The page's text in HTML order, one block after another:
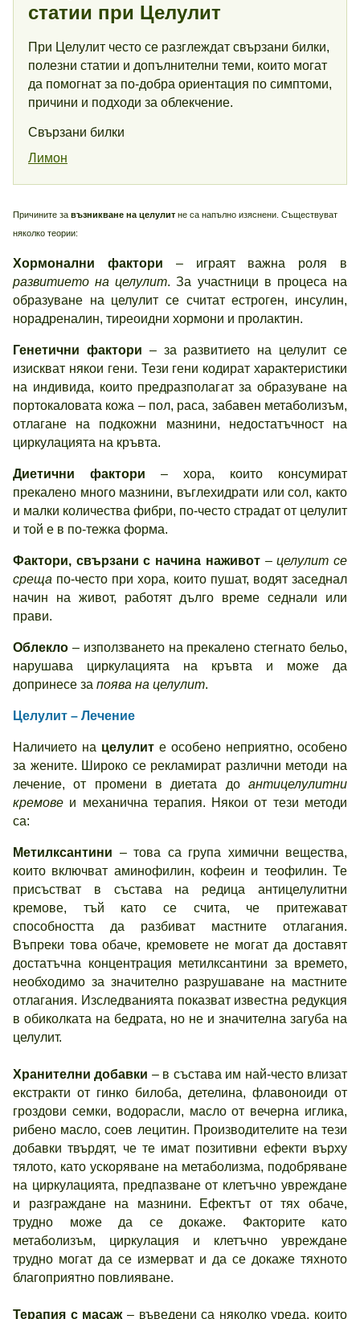
статии при Целулит
При Целулит често се разглеждат свързани билки,
полезни статии и допълнителни теми, които могат
да помогнат за по-добра ориентация по симптоми,
причини и подходи за облекчение.
Свързани билки
Лимон
Причините за възникване на целулит не са напълно изяснени. Съществуват
няколко теории:
Хормонални фактори – играят важна роля в
развитието на целулит. За участници в процеса на
образуване на целулит се считат естроген, инсулин,
норадреналин, тиреоидни хормони и пролактин.
Генетични фактори – за развитието на целулит се
изискват някои гени. Тези гени кодират характеристики
на индивида, които предразполагат за образуване на
портокаловата кожа – пол, раса, забавен метаболизъм,
отлагане на подкожни мазнини, недостатъчност на
циркулацията на кръвта.
Диетични фактори – хора, които консумират
прекалено много мазнини, въглехидрати или сол, както
и малки количества фибри, по-често страдат от целулит
и той е в по-тежка форма.
Фактори, свързани с начина наживот–целулит се
среща по-често при хора, които пушат, водят заседнал
начин на живот, работят дълго време седнали или
прави.
Облекло – използването на прекалено стегнато бельо,
нарушава циркулацията на кръвта и може да
допринесе за поява на целулит.
Целулит – Лечение
Наличието на целулит е особено неприятно, особено
за жените. Широко се рекламират различни методи на
лечение, от промени в диетата до антицелулитни
кремове и механична терапия. Някои от тези методи
са:
Метилксантини – това са група химични вещества,
които включват аминофилин, кофеин и теофилин. Те
присъстват в състава на редица антицелулитни
кремове, тъй като се счита, че притежават
способността да разбиват мастните отлагания.
Въпреки това обаче, кремовете не могат да доставят
достатъчна концентрация метилксантини за времето,
необходимо за значително разрушаване на мастните
отлагания. Изследванията показват известна редукция
в обиколката на бедрата, но не и значителна загуба на
целулит.
Хранителни добавки – в състава им най-често влизат
екстракти от гинко билоба, детелина, флавоноиди от
гроздови семки, водорасли, масло от вечерна иглика,
рибено масло, соев лецитин. Производителите на тези
добавки твърдят, че те имат позитивни ефекти върху
тялото, като ускоряване на метаболизма, подобряване
на циркулацията, предпазване от клетъчно увреждане
и разграждане на мазнини. Ефектът от тях обаче,
трудно може да се докаже. Факторите като
метаболизъм, циркулация и клетъчно увреждане
трудно могат да се измерват и да се докаже тяхното
благоприятно повлияване.
Терапия с масаж – въведени са няколко уреда, които